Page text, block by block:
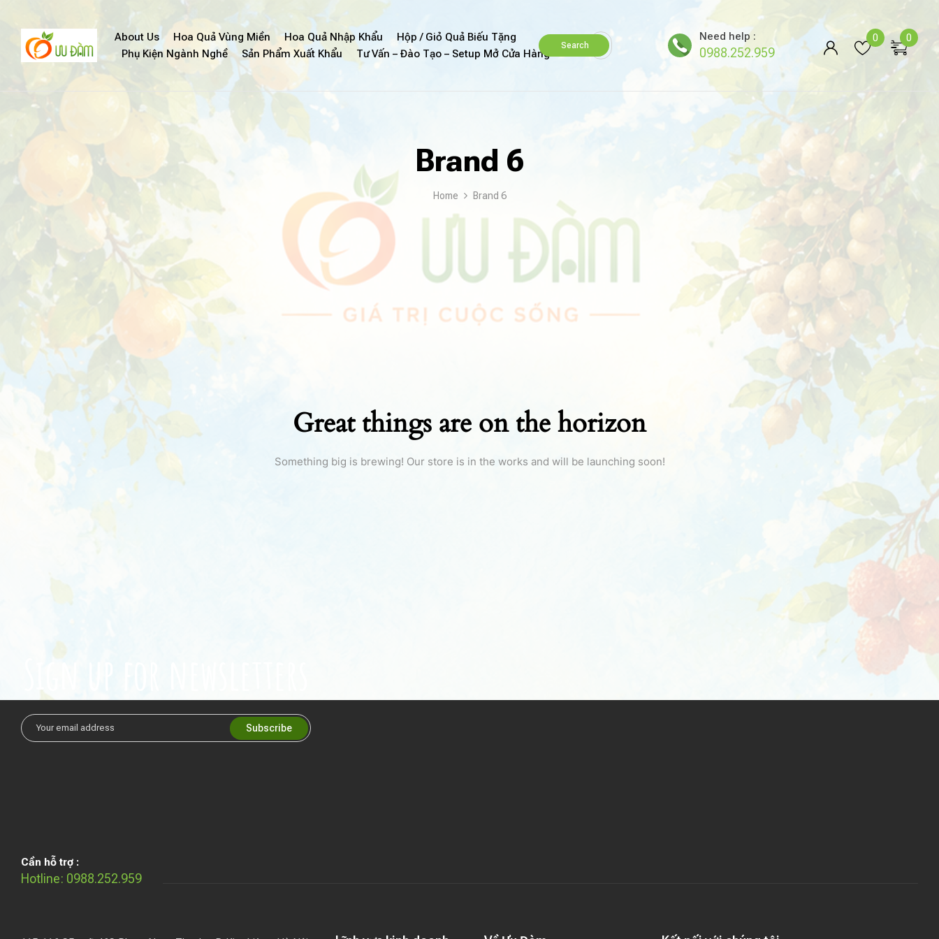
About Us Hoa Quả Vùng Miền Hoa Quả Nhập Khẩu
Hộp / Giỏ Quả Biếu Tặng
Phụ Kiện Ngành Nghề
Sản Phẩm Xuất Khẩu Tư Vấn – Đào Tạo – Setup Mở Cửa Hàng
Search
Need help :
0988.252.959
0 0
Brand 6
Home Brand 6
Great things are on the horizon
Something big is brewing! Our store is in the works and will be launching soon!
Sign up for newsletters
Cần hỗ trợ :
Hotline: 0988.252.959